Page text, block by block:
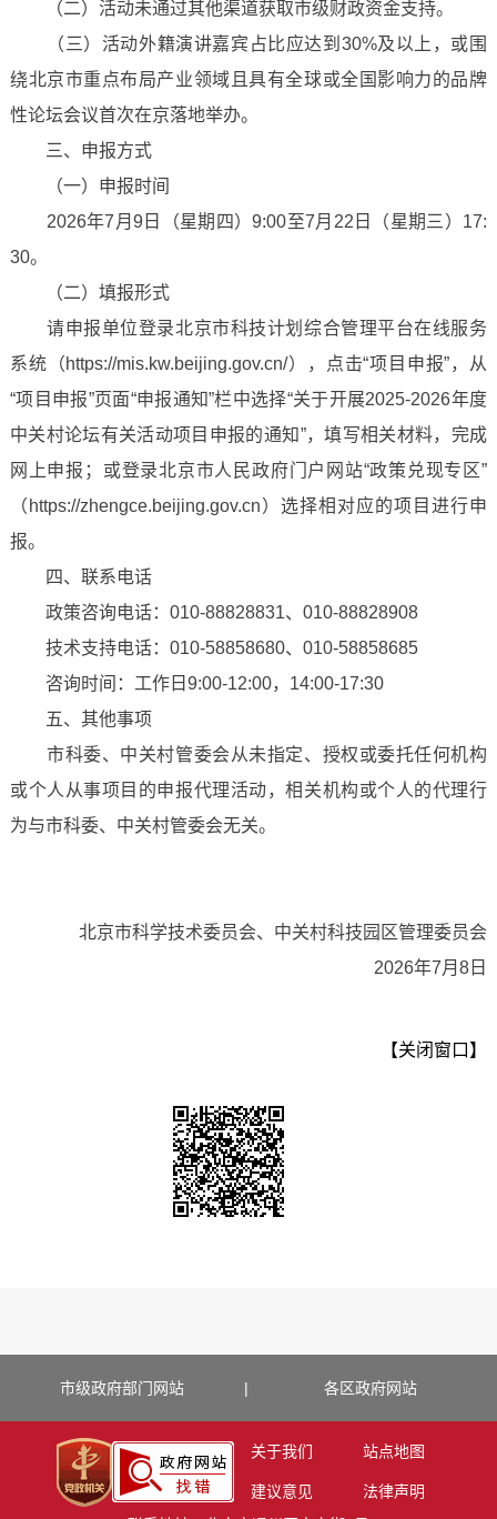
（二）活动未通过其他渠道获取市级财政资金支持。
（三）活动外籍演讲嘉宾占比应达到30%及以上，或围
绕北京市重点布局产业领域且具有全球或全国影响力的品牌
性论坛会议首次在京落地举办。
三、申报方式
（一）申报时间
2026年7月9日（星期四）9:00至7月22日（星期三）17:
30。
（二）填报形式
请申报单位登录北京市科技计划综合管理平台在线服务
系统（https://mis.kw.beijing.gov.cn/），点击“项目申报”，从
“项目申报”页面“申报通知”栏中选择“关于开展2025-2026年度
中关村论坛有关活动项目申报的通知”，填写相关材料，完成
网上申报；或登录北京市人民政府门户网站“政策兑现专区”
（https://zhengce.beijing.gov.cn）选择相对应的项目进行申
报。
四、联系电话
政策咨询电话：010-88828831、010-88828908
技术支持电话：010-58858680、010-58858685
咨询时间：工作日9:00-12:00，14:00-17:30
五、其他事项
市科委、中关村管委会从未指定、授权或委托任何机构
或个人从事项目的申报代理活动，相关机构或个人的代理行
为与市科委、中关村管委会无关。
北京市科学技术委员会、中关村科技园区管理委员会
2026年7月8日
【关闭窗口】
市级政府部门网站 | 各区政府网站
关于我们 站点地图
建议意见
法律声明